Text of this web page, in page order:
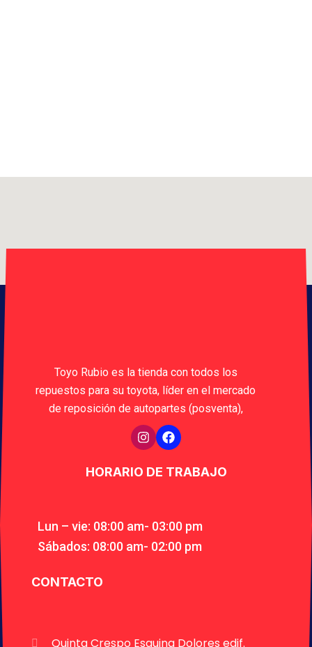
Toyo Rubio es la tienda con todos los
repuestos para su toyota, líder en el mercado
de reposición de autopartes (posventa),
HORARIO DE TRABAJO
Lun – vie: 08:00 am- 03:00 pm
Sábados: 08:00 am- 02:00 pm
CONTACTO
Quinta Crespo Esquina Dolores edif.